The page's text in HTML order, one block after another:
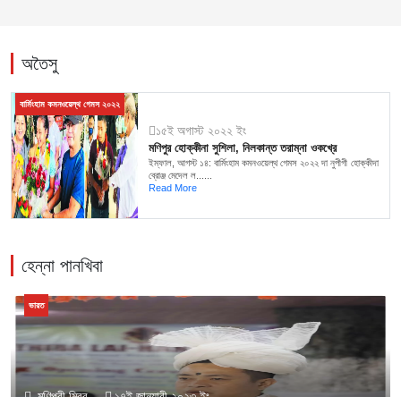
অতৈসু
বার্মিংহাম কমনওয়েল্থ গেমস ২০২২
১৫ই অগাস্ট ২০২২ ইং
মণিপুর হোক্কীনা সুশিলা, নিলকান্ত তরাম্না ওকখ্রে
ইম্ফাল, আগস্ট ১৪: বার্মিংহাম কমনওয়েল্থ গেমস ২০২২ দা নুপীগী হোক্কীদা
ব্রোঞ্জ মেদেল ল......
Read More
হেন্না পানখিবা
ভারত